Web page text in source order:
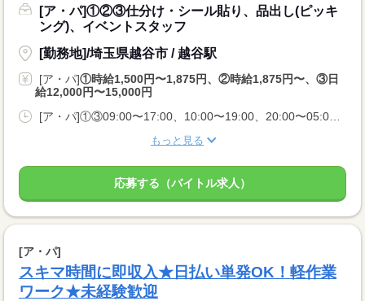
[ア・パ]①②③仕分け・シール貼り、品出し(ピッキ
ング)、イベントスタッフ
[勤務地]/埼玉県越谷市 / 越谷駅
[ア・パ]①時給1,500円〜1,875円、②時給1,875円〜、③日
給12,000円〜15,000円
もっと見る
応募する（バイトル求人）
[ア・パ]
スキマ時間に即収入★日払い単発OK！軽作業
ワーク★未経験歓迎